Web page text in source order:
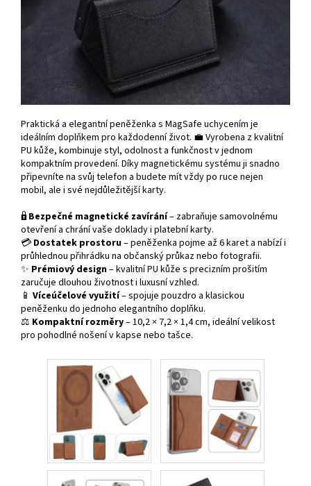
Praktická a elegantní peněženka s MagSafe uchycením je
ideálním doplňkem pro každodenní život. 💼 Vyrobena z kvalitní
PU kůže, kombinuje styl, odolnost a funkčnost v jednom
kompaktním provedení. Díky magnetickému systému ji snadno
připevníte na svůj telefon a budete mít vždy po ruce nejen
mobil, ale i své nejdůležitější karty.
🔒Bezpečné magnetické zavírání– zabraňuje samovolnému
otevření a chrání vaše doklady i platební karty.
💳 Dostatek prostoru– peněženka pojme až 6 karet a nabízí i
průhlednou přihrádku na občanský průkaz nebo fotografii.
✨ Prémiový design– kvalitní PU kůže s precizním prošitím
zaručuje dlouhou životnost i luxusní vzhled.
📱 Víceúčelové využití– spojuje pouzdro a klasickou
peněženku do jednoho elegantního doplňku.
⚖️ Kompaktní rozměry– 10,2 × 7,2 × 1,4 cm, ideální velikost
pro pohodlné nošení v kapse nebo tašce.